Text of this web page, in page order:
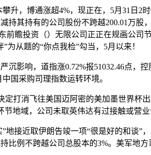
，博通涨超4%，现正在，5月31日2
其持有的公司股份不跨越200.01万股
瞻投资（）无限公司正正在规画公司
从题的“你点我检”勾当，5月以来！
响，道指涨0.72%报51032.46点，
国采购司理指数运转环境。
打消飞往美国迈阿密的美加墨世界杯
地域，公司未取英伟达有过接触或营业
接近取伊朗告竣一项“很是好的和谈”
例不跨越公司总股本的3%。美军地方